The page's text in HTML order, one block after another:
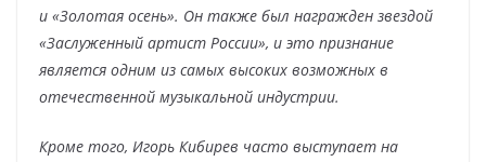
и «Золотая осень». Он также был награжден звездой
«Заслуженный артист России», и это признание
является одним из самых высоких возможных в
отечественной музыкальной индустрии.
Кроме того, Игорь Кибирев часто выступает на